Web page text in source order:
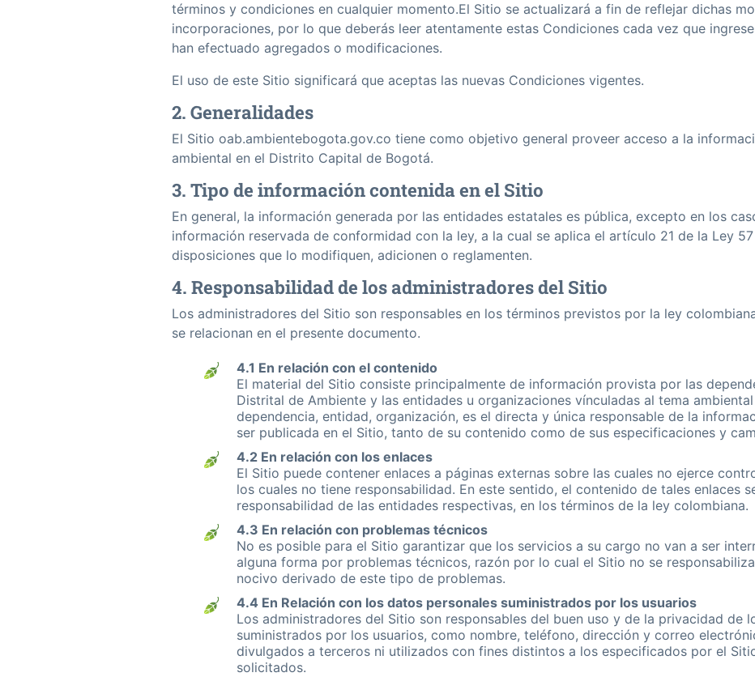
términos y condiciones en cualquier momento.El Sitio se actualizará a fin de reflejar dichas
incorporaciones, por lo que deberás leer atentamente estas Condiciones cada vez que
han efectuado agregados o modificaciones.
El uso de este Sitio significará que aceptas las nuevas Condiciones vigentes.
2. Generalidades
El Sitio oab.ambientebogota.gov.co tiene como objetivo general proveer acceso a la
ambiental en el Distrito Capital de Bogotá.
3. Tipo de información contenida en el Sitio
En general, la información generada por las entidades estatales es pública, excepto en los
información reservada de conformidad con la ley, a la cual se aplica el artí­culo 21 de la Ley
disposiciones que lo modifiquen, adicionen o reglamenten.
4. Responsabilidad de los administradores del Sitio
Los administradores del Sitio son responsables en los términos previstos por la ley
se relacionan en el presente documento.
4.1 En relación con el contenido
El material del Sitio consiste principalmente de información provista por las
Distrital de Ambiente y las entidades u organizaciones ví­nculadas al tema
dependencia, entidad, organización, es el directa y única responsable de la
ser publicada en el Sitio, tanto de su contenido como de sus especificaciones y
4.2 En relación con los enlaces
El Sitio puede contener enlaces a páginas externas sobre las cuales no ejerce
los cuales no tiene responsabilidad. En este sentido, el contenido de tales enlaces
responsabilidad de las entidades respectivas, en los términos de la ley colombiana.
4.3 En relación con problemas técnicos
No es posible para el Sitio garantizar que los servicios a su cargo no van a ser
alguna forma por problemas técnicos, razón por lo cual el Sitio no se
nocivo derivado de este tipo de problemas.
4.4 En Relación con los datos personales suministrados por los usuarios
Los administradores del Sitio son responsables del buen uso y de la privacidad de
suministrados por los usuarios, como nombre, teléfono, dirección y correo
divulgados a terceros ni utilizados con fines distintos a los especificados por el
solicitados.